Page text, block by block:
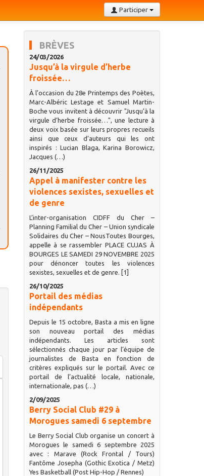
Participer
BRÈVES
24/03/2026
Jusqu’à la virgule d’herbe
froissée…
À l’occasion du 28e Printemps des Poètes,
Marc-Albéric Lestage et Samuel Martin-
Boche vous invitent à découvrir "Jusqu’à la
virgule d’herbe froissée…", une lecture à
deux voix basée sur leurs propres recueils
ainsi que ceux d’auteurs qui les ont
inspirés : Lucian Blaga, Karina Borowicz,
Jacques (…)
26/11/2025
Appel à manifester contre les
violences sexistes, sexuelles et
de genre
L’inter-organisation CIDFF du Cher –
Planning Familial du Cher – Union syndicale
Solidaires du Cher – NousToutes Bourges,
appelle à se rassembler PLACE CUJAS À
BOURGES LE SAMEDI 29 NOVEMBRE 2025
pour dénoncer toutes les violences
sexistes, sexuelles et de genre. [1]
26/10/2025
Portail des médias
indépendants
Depuis le 15 octobre, Basta a mis en ligne
son nouveau portail des médias
indépendants. Les articles sont
sélectionnés chaque jour par l’équipe de
journalistes de Basta en fonction de
critères expliqués sur le portail. Avec ce
portail de l’actualité locale, nationale,
internationale, pas (…)
2/09/2025
Berry Social Club #29 à
Morogues samedi 6 septembre
Le Berry Social Club organise un concert à
Morogues le samedi 6 septembre 2025
avec : Marave (Rock Frontal / Tours)
Fantôme Josepha (Gothic Exotica / Metz)
Yes Basketball (Post Hip-Hop / Rennes)